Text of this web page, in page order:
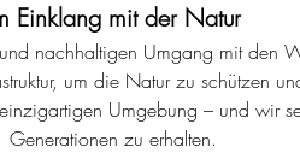
Einklang mit der Natur
nachhaltigen Umgang mit den
um die Natur zu schützen
Umgebung – und wir
Generationen zu erhalten.